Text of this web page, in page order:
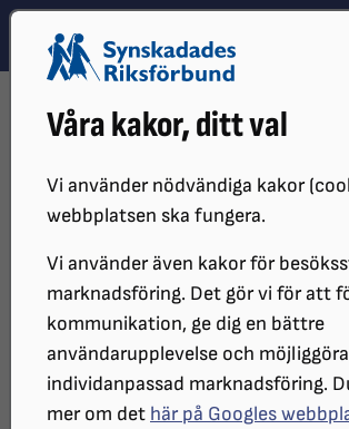
Våra kakor, ditt val
Vi använder nödvändiga kakor
webbplatsen ska fungera.
Vi använder även kakor för
marknadsföring. Det gör vi för att
kommunikation, ge dig en bättre
användarupplevelse och möjliggöra
individanpassad marknadsföring.
mer om det här på Googles
Hoppa till innehåll
Hoppa till hitta snabbt
DISTRIKT
SRF ÖREBRO LÄN OM SRF
STYRELSEPROTOKOLL
SYNSKADADES
LÄNS STYRELSEMÖTE 2019-
Protokoll